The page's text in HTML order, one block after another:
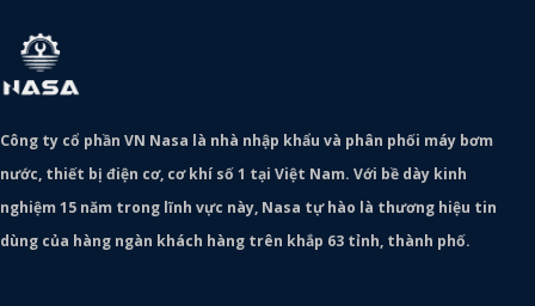
Công ty cổ phần VN Nasa là nhà nhập khẩu và phân phối máy bơm
nước, thiết bị điện cơ, cơ khí số 1 tại Việt Nam. Với bề dày kinh
nghiệm 15 năm trong lĩnh vực này, Nasa tự hào là thương hiệu tin
dùng của hàng ngàn khách hàng trên khắp 63 tỉnh, thành phố.